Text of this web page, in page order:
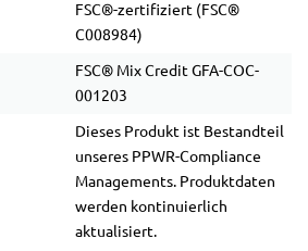
FSC®-zertifiziert (FSC®
C008984)
FSC® Mix Credit GFA-COC-
001203
Dieses Produkt ist Bestandteil
unseres PPWR-Compliance
Managements. Produktdaten
werden kontinuierlich
aktualisiert.